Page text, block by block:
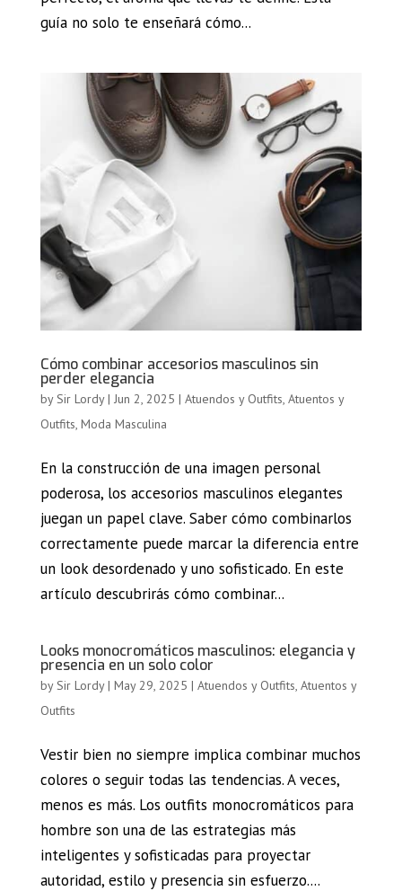
guía no solo te enseñará cómo...
Cómo combinar accesorios masculinos sin
perder elegancia
by Sir Lordy| Jun 2, 2025 | Atuendos y Outfits Atuentos y
Outfits Moda Masculina
En la construcción de una imagen personal
poderosa, los accesorios masculinos elegantes
juegan un papel clave. Saber cómo combinarlos
correctamente puede marcar la diferencia entre
un look desordenado y uno sofisticado. En este
artículo descubrirás cómo combinar...
Looks monocromáticos masculinos: elegancia y
presencia en un solo color
by Sir Lordy| May 29, 2025 | Atuendos y Outfits Atuentos y
Outfits
Vestir bien no siempre implica combinar muchos
colores o seguir todas las tendencias. A veces,
menos es más. Los outfits monocromáticos para
hombre son una de las estrategias más
inteligentes y sofisticadas para proyectar
autoridad, estilo y presencia sin esfuerzo....